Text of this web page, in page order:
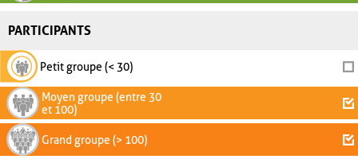
PARTICIPANTS
Petit groupe (< 30)
Moyen groupe (entre 30
et 100)
Grand groupe (> 100)